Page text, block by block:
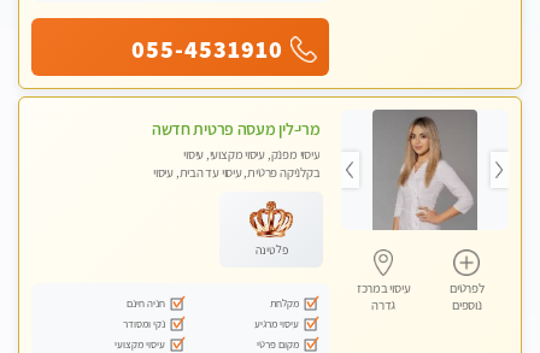
055-4531910
לפרטים
נוספים
עיסוי במרכז
גדרה
מרי-לין מעסה פרטית חדשה
עיסוי מפנק, עיסוי מקצועי, עיסוי
בקלניקה פרטית, עיסוי עד הבית, עיסוי
פלטינה
מקלחת
חניה חינם
עיסוי מרגיע
נקי ומסודר
מקום פרטי
עיסוי מקצועי